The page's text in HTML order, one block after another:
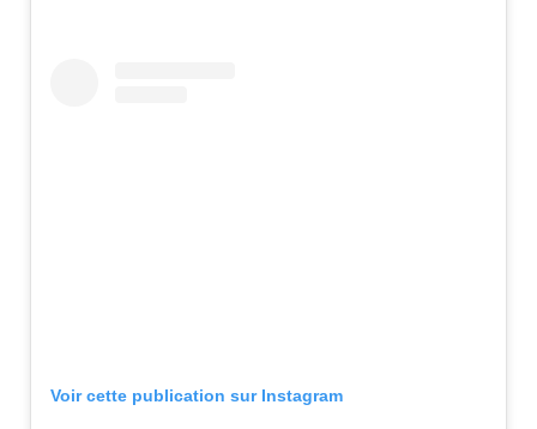
Voir cette publication sur Instagram